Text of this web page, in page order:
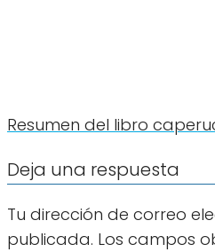
Resumen del libro
Deja una respuesta
Tu dirección de correo
publicada. Los campos